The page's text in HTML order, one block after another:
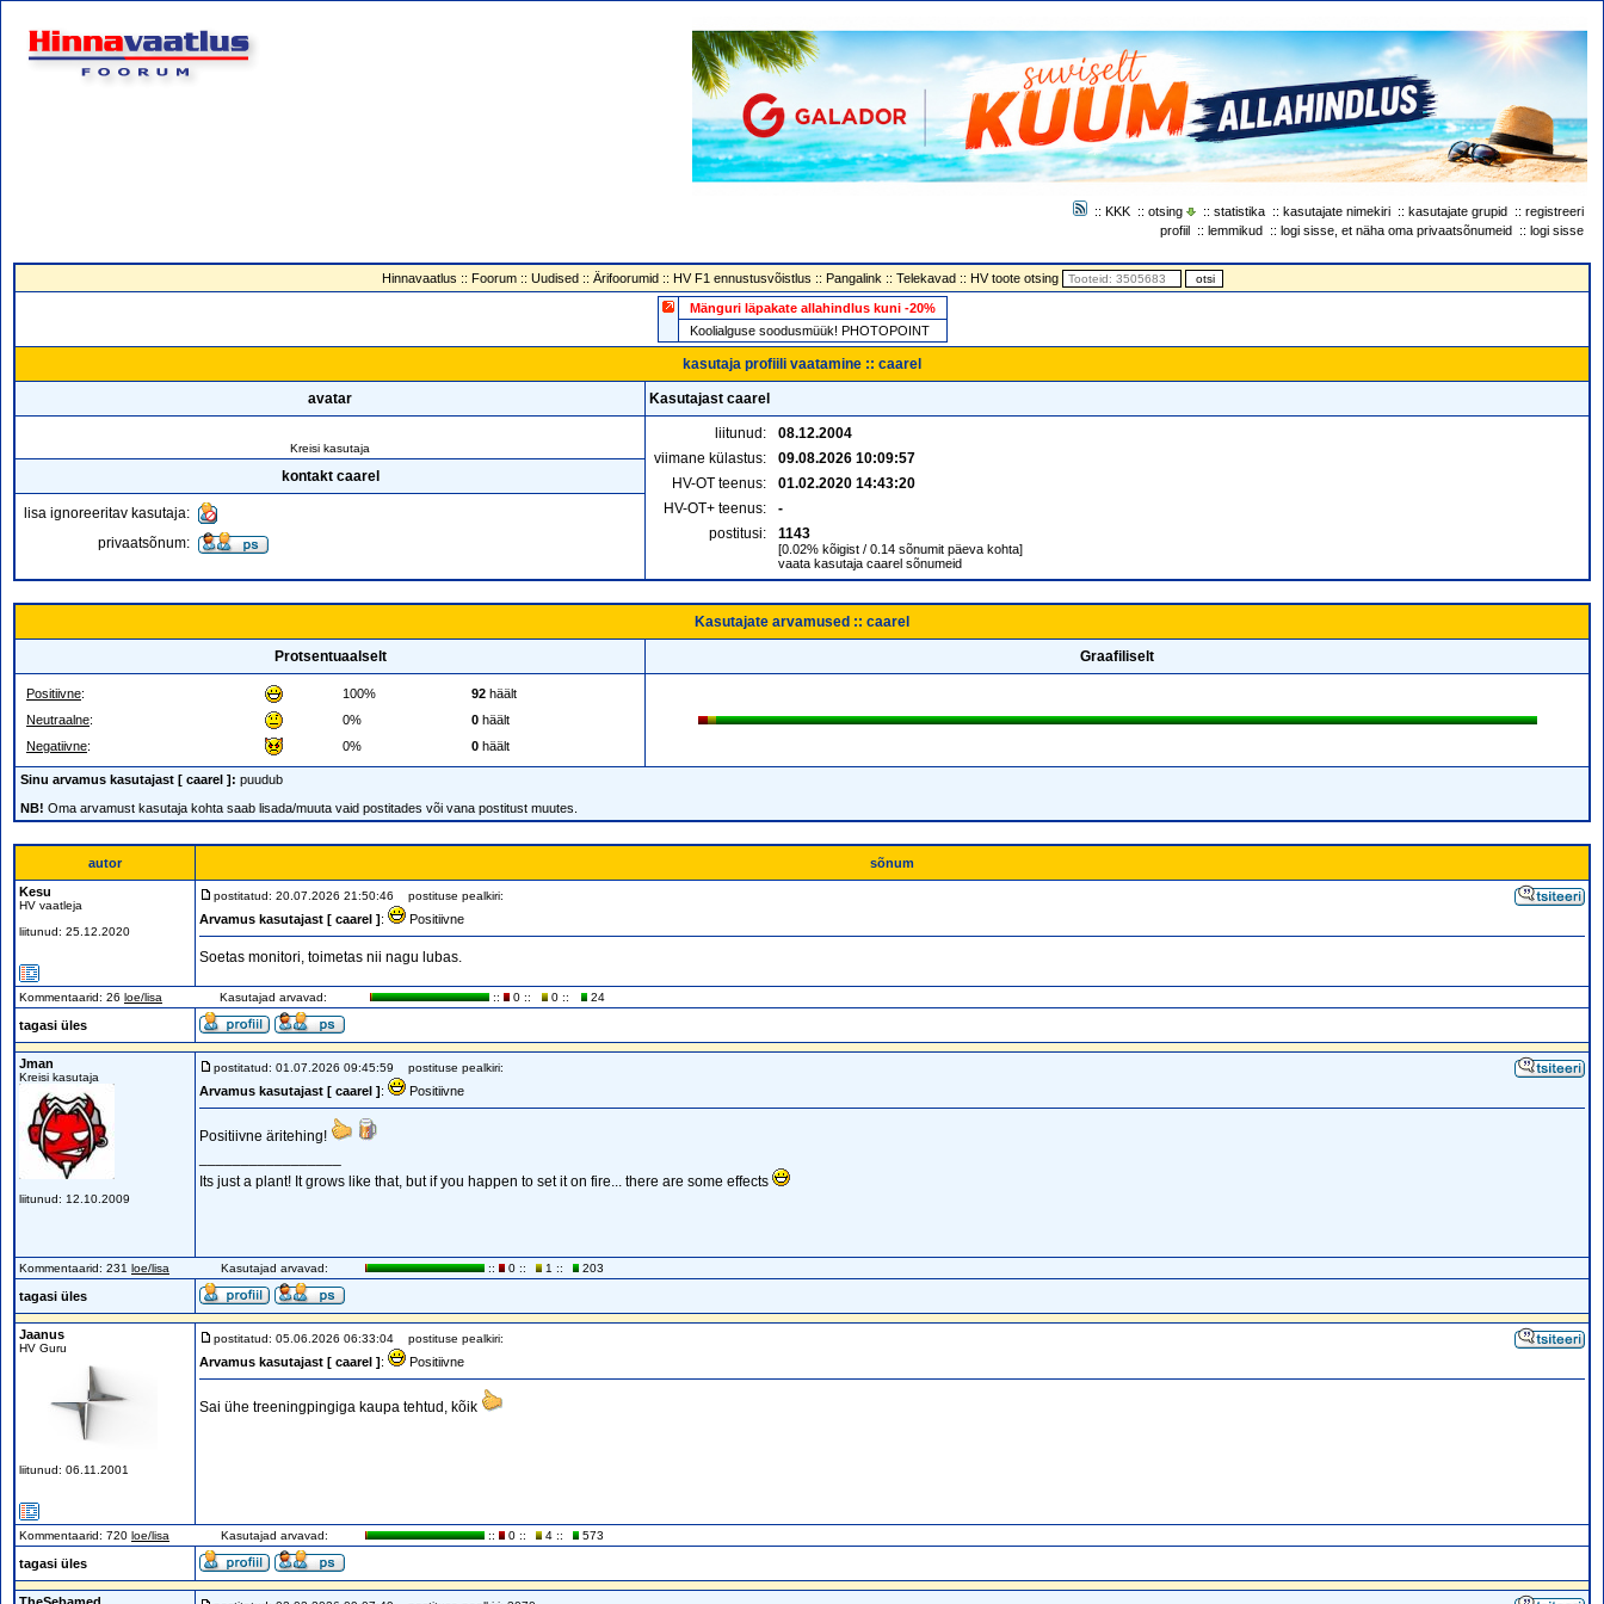
:: KKK :: otsing :: statistika :: kasutajate nimekiri :: kasutajate grupid :: registreeri
profiil :: lemmikud :: logi sisse, et näha oma privaatsõnumeid :: logi sisse
Hinnavaatlus :: Foorum:: Uudised:: Ärifoorumid:: HV F1 ennustusvõistlus :: Pangalink :: Telekavad:: HV toote otsing
Mänguri läpakate allahindlus kuni -20%
Koolialguse soodusmüük! PHOTOPOINT
kasutaja profiili vaatamine :: caarel
avatar Kasutajast caarel
Kreisi kasutaja
liitunud:
08.12.2004
viimane külastus:
09.08.2026 10:09:57
HV-OT teenus:
01.02.2020 14:43:20
HV-OT+ teenus:
-
postitusi:
1143
[0.02% kõigist / 0.14 sõnumit päeva kohta]
vaata kasutaja caarel sõnumeid
kontakt caarel
lisa ignoreeritav kasutaja:
privaatsõnum:
Kasutajate arvamused :: caarel
Protsentuaalselt Graafiliselt
Positiivne: 100% 92 häält
Neutraalne: 0% 0 häält
Negatiivne: 0% 0 häält
Sinu arvamus kasutajast [ caarel ]: puudub
NB! Oma arvamust kasutaja kohta saab lisada/muuta vaid postitades või vana postitust muutes.
autor
sõnum
Kesu
HV vaatleja
liitunud: 25.12.2020
postitatud: 20.07.2026 21:50:46 postituse pealkiri:
Arvamus kasutajast [ caarel ]: Positiivne
Soetas monitori, toimetas nii nagu lubas.
Kommentaarid: 26 loe/lisa Kasutajad arvavad: :: 0 :: 0 :: 24
tagasi üles
Jman
Kreisi kasutaja
liitunud: 12.10.2009
postitatud: 01.07.2026 09:45:59 postituse pealkiri:
Arvamus kasutajast [ caarel ]: Positiivne
Positiivne äritehing!
Its just a plant! It grows like that, but if you happen to set it on fire... there are some effects
Kommentaarid: 231 loe/lisa Kasutajad arvavad: :: 0 :: 1 :: 203
tagasi üles
Jaanus
HV Guru
liitunud: 06.11.2001
postitatud: 05.06.2026 06:33:04 postituse pealkiri:
Arvamus kasutajast [ caarel ]: Positiivne
Sai ühe treeningpingiga kaupa tehtud, kõik
Kommentaarid: 720 loe/lisa Kasutajad arvavad: :: 0 :: 4 :: 573
tagasi üles